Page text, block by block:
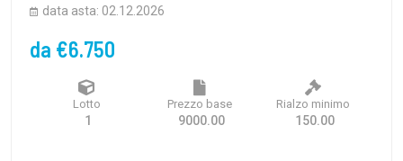
data asta: 02.12.2026
da €6.750
Lotto
1
Prezzo base
9000.00
Rialzo minimo
150.00